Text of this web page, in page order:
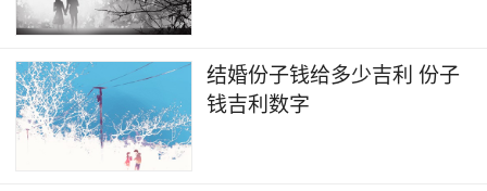
结婚份子钱给多少吉利 份子
钱吉利数字